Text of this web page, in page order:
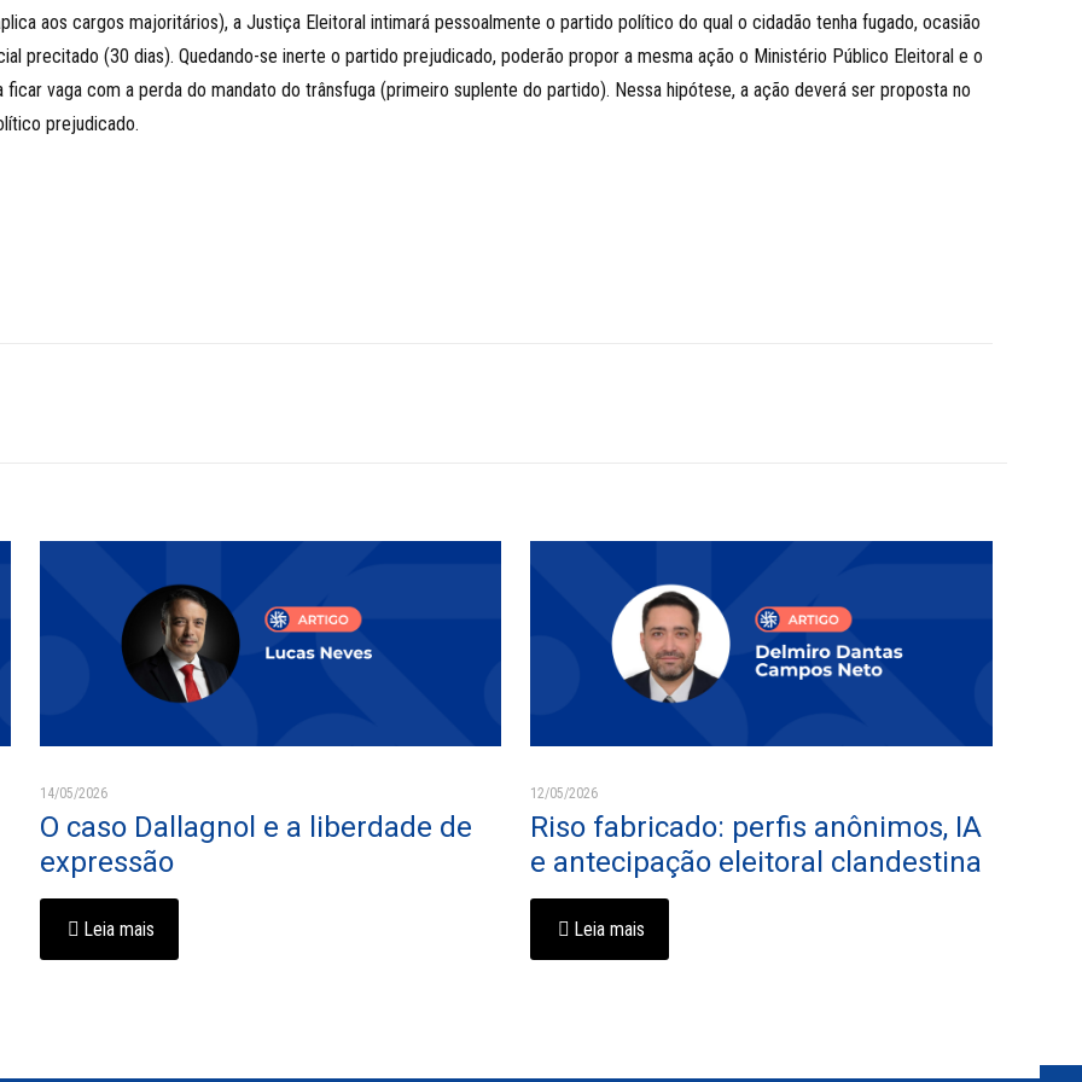
aos cargos majoritários), a Justiça Eleitoral intimará pessoalmente o partido político do qual o cidadão tenha fugado, ocasião
precitado (30 dias). Quedando-se inerte o partido prejudicado, poderão propor a mesma ação o Ministério Público Eleitoral e o
vaga com a perda do mandato do trânsfuga (primeiro suplente do partido). Nessa hipótese, a ação deverá ser proposta no
prejudicado.
14/05/2026
O caso Dallagnol e a liberdade de
expressão
Leia mais
12/05/2026
Riso fabricado: perfis anônimos, IA
e antecipação eleitoral clandestina
Leia mais